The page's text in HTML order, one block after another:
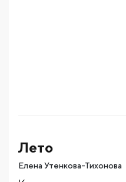
Лето
Елена Утенкова-Тихонова